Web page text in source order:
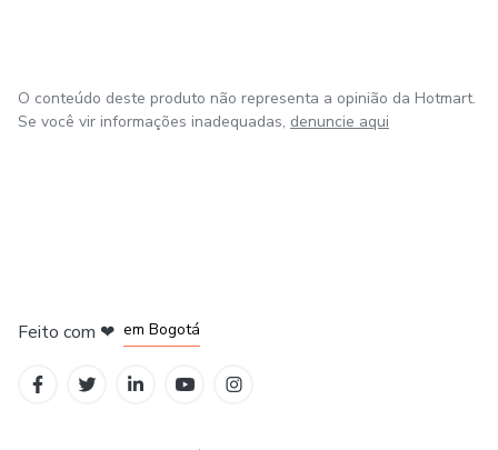
O conteúdo deste produto não representa a opinião da Hotmart.
Se você vir informações inadequadas, denuncie aqui
Feito com ❤ em Bogotá